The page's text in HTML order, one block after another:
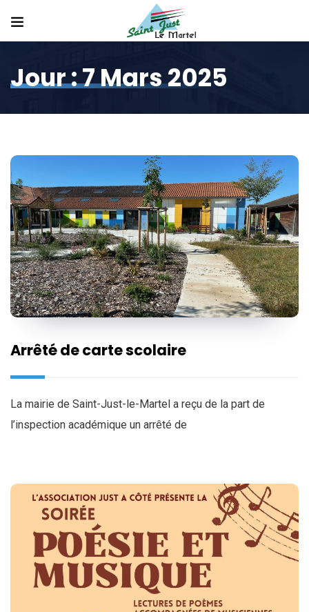
Jour :7 Mars 2025
Arrêté de carte scolaire
La mairie de Saint-Just-le-Martel a reçu de la part de
l’inspection académique un arrêté de